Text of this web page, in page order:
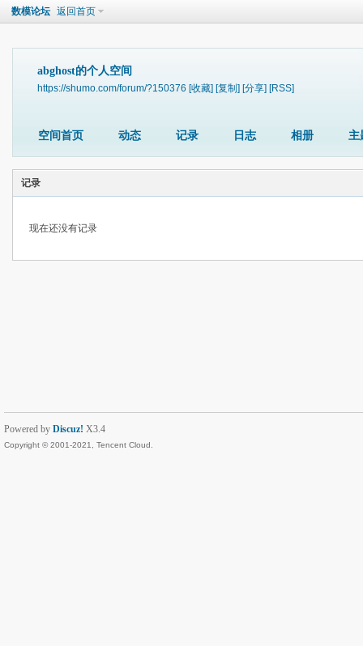
数模论坛 返回首页
abghost的个人空间
https://shumo.com/forum/?150376 [收藏] [复制] [分享] [RSS]
空间首页 动态 记录 日志 相册 主
记录
现在还没有记录
Powered by Discuz! X3.4
Copyright © 2001-2021, Tencent Cloud.